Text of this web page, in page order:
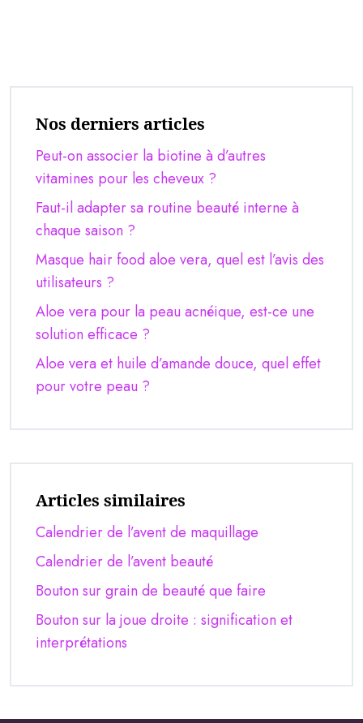
Nos derniers articles
Peut-on associer la biotine à d’autres
vitamines pour les cheveux ?
Faut-il adapter sa routine beauté interne à
chaque saison ?
Masque hair food aloe vera, quel est l’avis des
utilisateurs ?
Aloe vera pour la peau acnéique, est-ce une
solution efficace ?
Aloe vera et huile d’amande douce, quel effet
pour votre peau ?
Articles similaires
Calendrier de l’avent de maquillage
Calendrier de l’avent beauté
Bouton sur grain de beauté que faire
Bouton sur la joue droite : signification et
interprétations